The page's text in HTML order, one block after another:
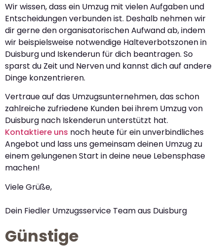
Wir wissen, dass ein Umzug mit vielen Aufgaben und
Entscheidungen verbunden ist. Deshalb nehmen wir
dir gerne den organisatorischen Aufwand ab, indem
wir beispielsweise notwendige Halteverbotszonen in
Duisburg und Iskenderun für dich beantragen. So
sparst du Zeit und Nerven und kannst dich auf andere
Dinge konzentrieren.
Vertraue auf das Umzugsunternehmen, das schon
zahlreiche zufriedene Kunden bei ihrem Umzug von
Duisburg nach Iskenderun unterstützt hat.
Kontaktiere uns noch heute für ein unverbindliches
Angebot und lass uns gemeinsam deinen Umzug zu
einem gelungenen Start in deine neue Lebensphase
machen!
Viele Grüße,
Dein Fiedler Umzugsservice Team aus Duisburg
Günstige